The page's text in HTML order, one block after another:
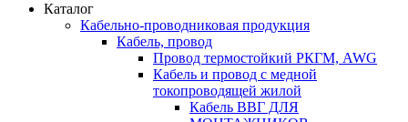
Каталог
Кабельно-проводниковая продукция
Кабель, провод
Провод термостойкий РКГМ, AWG
Кабель и провод с медной
токопроводящей жилой
Кабель ВВГ ДЛЯ